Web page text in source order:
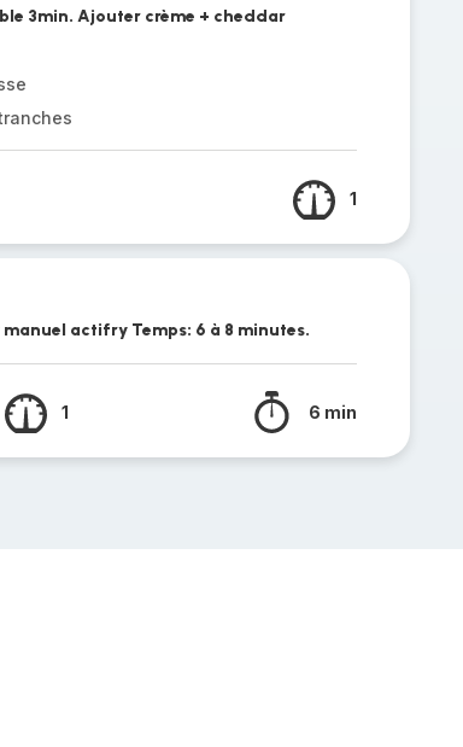
3min. Ajouter crème + cheddar
1
actifry Temps: 6 à 8 minutes.
1 6 min